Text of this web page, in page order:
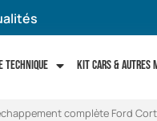
technique Kit cars & autres
complète Ford